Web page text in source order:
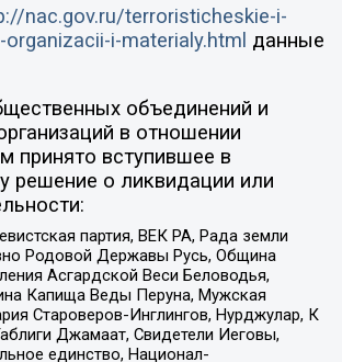
nac.gov.ru/terroristicheskie-i-
i-materialy.html данные
объединений и
в отношении
принято вступившее в
решение о ликвидации или
партия, ВЕК РА, Рада земли
Родовой Державы Русь, Община
Асгардской Веси Беловодья,
Капища Веды Перуна, Мужская
Староверов-Инглингов, Нурджулар, К
Джамаат, Свидетели Иеговы,
единство, Национал-